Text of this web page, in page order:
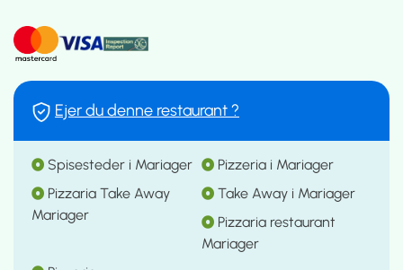
Ejer du denne restaurant ?
Spisesteder i Mariager
Pizzeria i Mariager
Pizzaria Take Away
Mariager
Take Away i Mariager
Pizzaria restaurant
Mariager